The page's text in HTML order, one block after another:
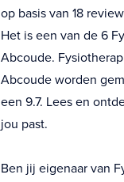
op basis van 18
Het is een van de 6
Abcoude.
Abcoude worden
een 9.7. Lees en
jou past.
Ben jij eigenaar van